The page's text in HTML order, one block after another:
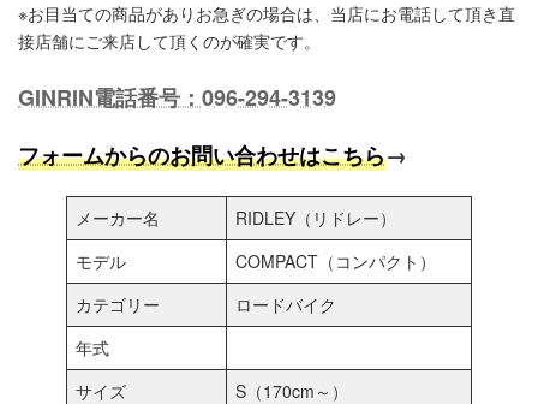
※お目当ての商品がありお急ぎの場合は、当店にお電話して頂き直
接店舗にご来店して頂くのが確実です。
GINRIN電話番号：096-294-3139
フォームからのお問い合わせはこちら→
メーカー名
RIDLEY（リドレー）
モデル
COMPACT（コンパクト）
カテゴリー
ロードバイク
年式
サイズ
S（170cm～）